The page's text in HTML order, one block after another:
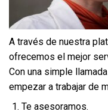
A través de nuestra
ofrecemos el mejor
Con una simple
empezar a trabajar de
Te asesoramos.